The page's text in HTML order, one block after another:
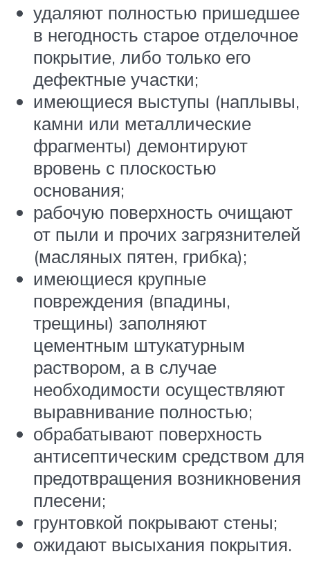
удаляют полностью пришедшее
в негодность старое отделочное
покрытие, либо только его
дефектные участки;
имеющиеся выступы (наплывы,
камни или металлические
фрагменты) демонтируют
вровень с плоскостью
основания;
рабочую поверхность очищают
от пыли и прочих загрязнителей
(масляных пятен, грибка);
имеющиеся крупные
повреждения (впадины,
трещины) заполняют
цементным штукатурным
раствором, а в случае
необходимости осуществляют
выравнивание полностью;
обрабатывают поверхность
антисептическим средством для
предотвращения возникновения
плесени;
грунтовкой покрывают стены;
ожидают высыхания покрытия.